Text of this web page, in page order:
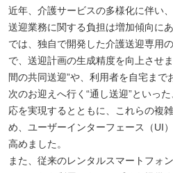
近年、介護サービスの多様化に伴い
送迎業務に関する負担は増加傾向に
では、独自で開発した介護送迎専用
で、送迎計画の生成精度を向上させ
間の共同送迎”や、利用者を自宅ま
次のお迎えへ行く“通し送迎”といっ
応を実現するとともに、これらの複
め、ユーザーインターフェース（UI
高めました。
また、従来のレンタルスマートフォ